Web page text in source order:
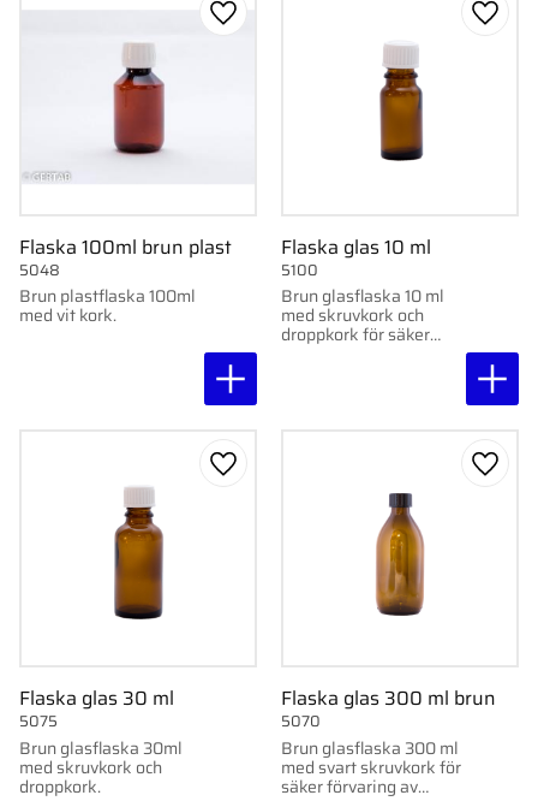
Flaska 100ml brun plast
Brun plastflaska 100ml
med vit kork.
5048
Lägg till i favoriter
Flaska glas 10 ml
Brun glasflaska 10 ml
med skruvkork och
droppkork för säker
5100
Lägg
Flaska glas 30 ml
Brun glasflaska 30ml
med skruvkork och
droppkork.
5075
Lägg till i favoriter
Flaska glas 300 ml brun
Brun glasflaska 300 ml
med svart skruvkork för
säker förvaring av
5070
Lägg